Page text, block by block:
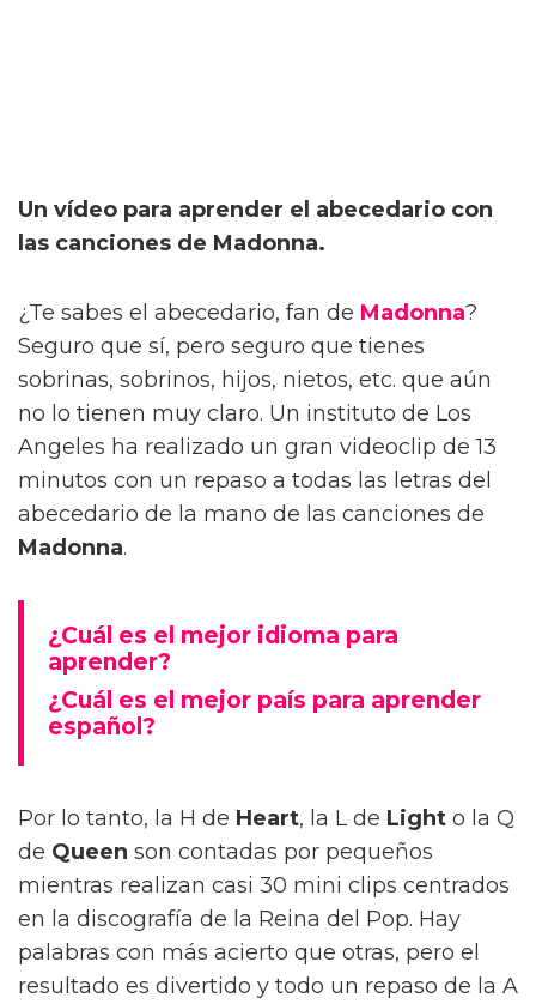
Un vídeo para aprender el abecedario con
las canciones de Madonna.
¿Te sabes el abecedario, fan de Madonna?
Seguro que sí, pero seguro que tienes
sobrinas, sobrinos, hijos, nietos, etc. que aún
no lo tienen muy claro. Un instituto de Los
Angeles ha realizado un gran videoclip de 13
minutos con un repaso a todas las letras del
abecedario de la mano de las canciones de
Madonna.
¿Cuál es el mejor idioma para
aprender?
¿Cuál es el mejor país para aprender
español?
Por lo tanto, la H de Heart, la L de Light o la Q
de Queen son contadas por pequeños
mientras realizan casi 30 mini clips centrados
en la discografía de la Reina del Pop. Hay
palabras con más acierto que otras, pero el
resultado es divertido y todo un repaso de la A